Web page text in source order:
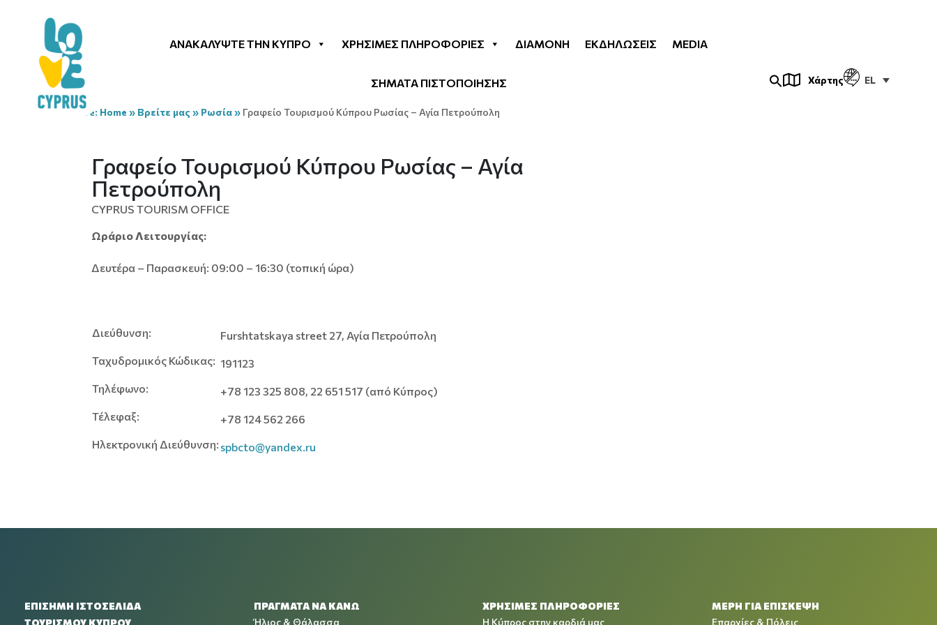
ΑΝΑΚΑΛΎΨΤΕ ΤΗΝ ΚΎΠΡΟ ΧΡΉΣΙΜΕΣ ΠΛΗΡΟΦΟΡΊΕΣ ΔΙΑΜΟΝΉ ΕΚΔΗΛΏΣΕΙΣ MEDIA
ΣΗΜΑΤΑ ΠΙΣΤΟΠΟΙΗΣΗΣ Χάρτης EL
You are here: Home » Βρείτε μας » Ρωσία» Γραφείο Τουρισμού Κύπρου Ρωσίας – Αγία Πετρούπολη
Γραφείο Τουρισμού Κύπρου Ρωσίας – Αγία
Πετρούπολη
CYPRUS TOURISM OFFICE
Ωράριο Λειτουργίας:
Δευτέρα – Παρασκευή: 09:00 – 16:30 (τοπική ώρα)
Διεύθυνση:
Furshtatskaya street 27, Αγία Πετρούπολη
Ταχυδρομικός Κώδικας: 191123
Τηλέφωνο:
+78 123 325 808, 22 651 517 (από Κύπρος)
Τέλεφαξ:
+78 124 562 266
Ηλεκτρονική Διεύθυνση: spbcto@yandex.ru
ΕΠΙΣΗΜΗ ΙΣΤΟΣΕΛΙΔΑ
ΤΟΥΡΙΣΜΟΥ ΚΥΠΡΟΥ
ΠΡΑΓΜΑΤΑ ΝΑ ΚΑΝΩ
Ήλιος & Θάλασσα
ΧΡΉΣΙΜΕΣ ΠΛΗΡΟΦΟΡΊΕΣ
Η Κύπρος στην καρδιά μας
ΜΕΡΗ ΓΙΑ ΕΠΙΣΚΕΨΗ
Επαρχίες & Πόλεις